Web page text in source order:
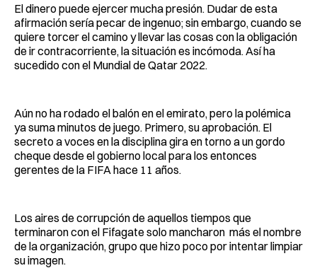
El dinero puede ejercer mucha presión. Dudar de esta
afirmación sería pecar de ingenuo; sin embargo, cuando se
quiere torcer el camino y llevar las cosas con la obligación
de ir contracorriente, la situación es incómoda. Así ha
sucedido con el Mundial de Qatar 2022.
Aún no ha rodado el balón en el emirato, pero la polémica
ya suma minutos de juego. Primero, su aprobación. El
secreto a voces en la disciplina gira en torno a un gordo
cheque desde el gobierno local para los entonces
gerentes de la FIFA hace 11 años.
Los aires de corrupción de aquellos tiempos que
terminaron con el Fifagate solo mancharon más el nombre
de la organización, grupo que hizo poco por intentar limpiar
su imagen.